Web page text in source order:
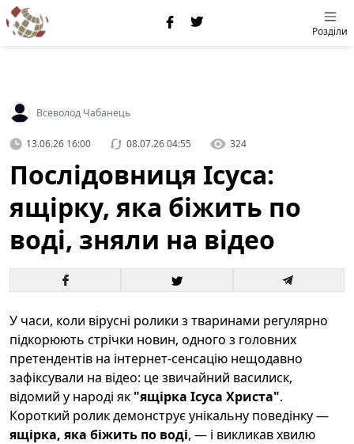
Розділи
Всеволод Чабанець
13.06.26 16:00 08.07.26 04:55 324
Послідовниця Ісуса:
ящірку, яка біжить по
воді, зняли на відео
У часи, коли вірусні ролики з тваринами регулярно
підкорюють стрічки новин, одного з головних
претендентів на інтернет-сенсацію нещодавно
зафіксували на відео: це звичайний василиск,
відомий у народі як "ящірка Ісуса Христа".
Короткий ролик демонструє унікальну поведінку —
ящірка, яка біжить по воді, — і викликав хвилю